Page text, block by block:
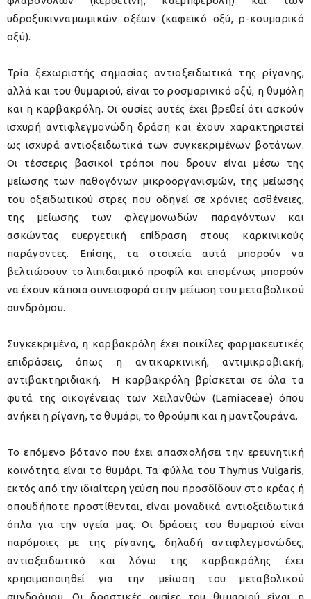
υδροξυκινναμωμικών οξέων (καφεϊκό οξύ, ρ-κουμαρικό
οξύ).
Τρία ξεχωριστής σημασίας αντιοξειδωτικά της ρίγανης,
αλλά και του θυμαριού, είναι το ροσμαρινικό οξύ, η θυμόλη
και η καρβακρόλη. Οι ουσίες αυτές έχει βρεθεί ότι ασκούν
ισχυρή αντιφλεγμονώδη δράση και έχουν χαρακτηριστεί
ως ισχυρά αντιοξειδωτικά των συγκεκριμένων βοτάνων.
Οι τέσσερις βασικοί τρόποι που δρουν είναι μέσω της
μείωσης των παθογόνων μικροοργανισμών, της μείωσης
του οξειδωτικού στρες που οδηγεί σε χρόνιες ασθένειες,
της μείωσης των φλεγμονωδών παραγόντων και
ασκώντας ευεργετική επίδραση στους καρκινικούς
παράγοντες. Επίσης, τα στοιχεία αυτά μπορούν να
βελτιώσουν το λιπιδαιμικό προφίλ και επομένως μπορούν
να έχουν κάποια συνεισφορά στην μείωση του μεταβολικού
συνδρόμου.
Συγκεκριμένα, η καρβακρόλη έχει ποικίλες φαρμακευτικές
επιδράσεις, όπως η αντικαρκινική, αντιμικροβιακή,
αντιβακτηριδιακή. Η καρβακρόλη βρίσκεται σε όλα τα
φυτά της οικογένειας των Χειλανθών (Lamiaceae) όπου
ανήκει η ρίγανη, το θυμάρι, το θρούμπι και η μαντζουράνα.
Το επόμενο βότανο που έχει απασχολήσει την ερευνητική
κοινότητα είναι το θυμάρι. Τα φύλλα του Thymus Vulgaris,
εκτός από την ιδιαίτερη γεύση που προσδίδουν στο κρέας ή
οπουδήποτε προστίθενται, είναι μοναδικά αντιοξειδωτικά
όπλα για την υγεία μας. Οι δράσεις του θυμαριού είναι
παρόμοιες με της ρίγανης, δηλαδή αντιφλεγμονώδες,
αντιοξειδωτικό και λόγω της καρβακρόλης έχει
χρησιμοποιηθεί για την μείωση του μεταβολικού
συνδρόμου. Οι δραστικές ουσίες του θυμαριού είναι η